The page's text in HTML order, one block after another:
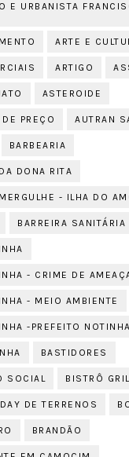
E URBANISTA
ARTE E
ARTIGO
ASTEROIDE
PREÇO AUTRAN
BARBEARIA
DONA RITA
- ILHA DO
BARREIRA SANITÁRIA
- CRIME DE
- MEIO AMBIENTE
-PREFEITO NOTINHA
BASTIDORES
SOCIAL BISTRÔ
DE TERRENOS
BRANDÃO